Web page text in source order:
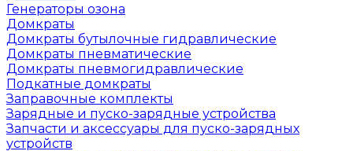
Генераторы озона
Домкраты
Домкраты бутылочные гидравлические
Домкраты пневматические
Домкраты пневмогидравлические
Подкатные домкраты
Заправочные комплекты
Зарядные и пуско-зарядные устройства
Запчасти и аксессуары для пуско-зарядных
устройств